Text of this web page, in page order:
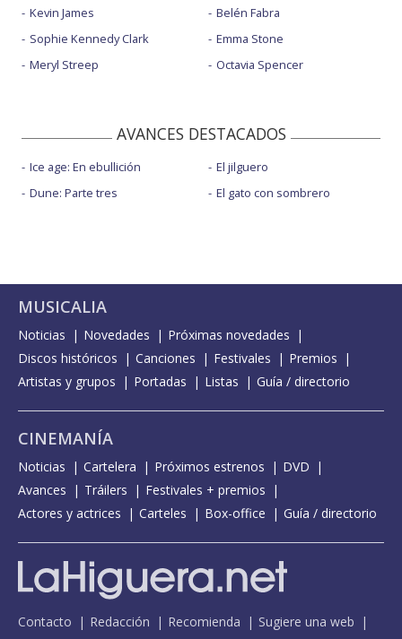
Kevin James
Sophie Kennedy Clark
Meryl Streep
Belén Fabra
Emma Stone
Octavia Spencer
AVANCES DESTACADOS
Ice age: En ebullición
Dune: Parte tres
El jilguero
El gato con sombrero
MUSICALIA
Noticias Novedades
Próximas novedades
Discos históricos
Canciones Festivales
Premios
Artistas y grupos
Portadas Listas Guía / directorio
CINEMANÍA
Noticias Cartelera Próximos estrenos
DVD
Avances
Tráilers
Festivales + premios
Actores y actrices
Carteles Box-office Guía / directorio
Contacto Redacción Recomienda
Sugiere una web